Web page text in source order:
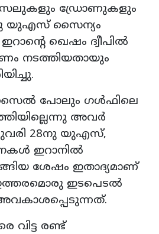
ഡ്രോണുകളും
യുഎസ് സൈന്യം
ഖെഷം ദ്വീപിൽ
നടത്തിയതായും
പോലും ഗൾഫിലെ
അവർ
28നു യുഎസ്,
ഇറാനിൽ
ശേഷം ഇതാദ്യമാണ്
ഇടപെടൽ
വിട്ട രണ്ട്